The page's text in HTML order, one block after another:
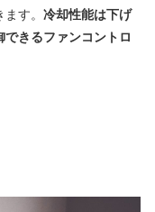
す。 冷却性能は下げ
きるファンコントロ